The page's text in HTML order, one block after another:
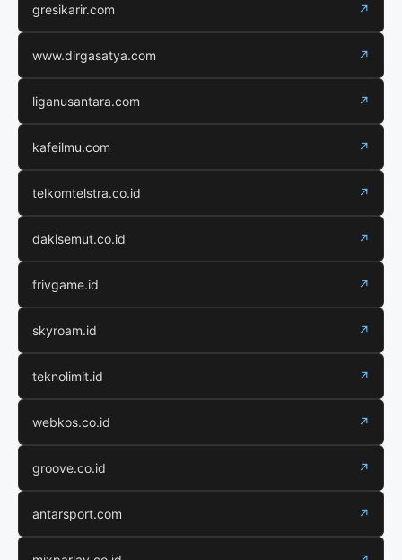
gresikarir.com ↗
www.dirgasatya.com ↗
liganusantara.com ↗
kafeilmu.com ↗
telkomtelstra.co.id ↗
dakisemut.co.id ↗
frivgame.id ↗
skyroam.id ↗
teknolimit.id ↗
webkos.co.id ↗
groove.co.id ↗
antarsport.com ↗